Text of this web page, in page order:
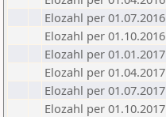
Elozahl per 01.07.2016
Elozahl per 01.10.2016
Elozahl per 01.01.2017
Elozahl per 01.04.2017
Elozahl per 01.07.2017
Elozahl per 01.10.2017